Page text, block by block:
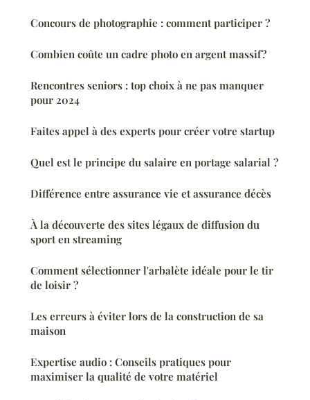
Concours de photographie : comment participer ?
Combien coûte un cadre photo en argent massif?
Rencontres seniors : top choix à ne pas manquer
pour 2024
Faites appel à des experts pour créer votre startup
Quel est le principe du salaire en portage salarial ?
Différence entre assurance vie et assurance décès
À la découverte des sites légaux de diffusion du
sport en streaming
Comment sélectionner l'arbalète idéale pour le tir
de loisir ?
Les erreurs à éviter lors de la construction de sa
maison
Expertise audio : Conseils pratiques pour
maximiser la qualité de votre matériel